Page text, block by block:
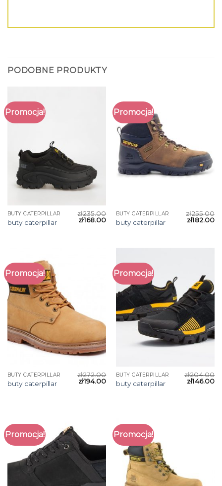
PODOBNE PRODUKTY
Promocja!
BUTY CATERPILLAR
buty caterpillar
zł235.00
zł168.00
Promocja!
BUTY CATERPILLAR
buty caterpillar
zł255.00
zł182.00
Promocja!
BUTY CATERPILLAR
buty caterpillar
zł272.00
zł194.00
Promocja!
BUTY CATERPILLAR
buty caterpillar
zł204.00
zł146.00
Promocja! Promocja!